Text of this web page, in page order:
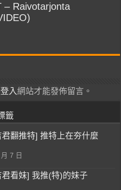
– Raivotarjonta
登入網站才能發佈留言。
籤
翻推特] 推特上在夯什麼
7 日
看妹] 我推(特)的妹子